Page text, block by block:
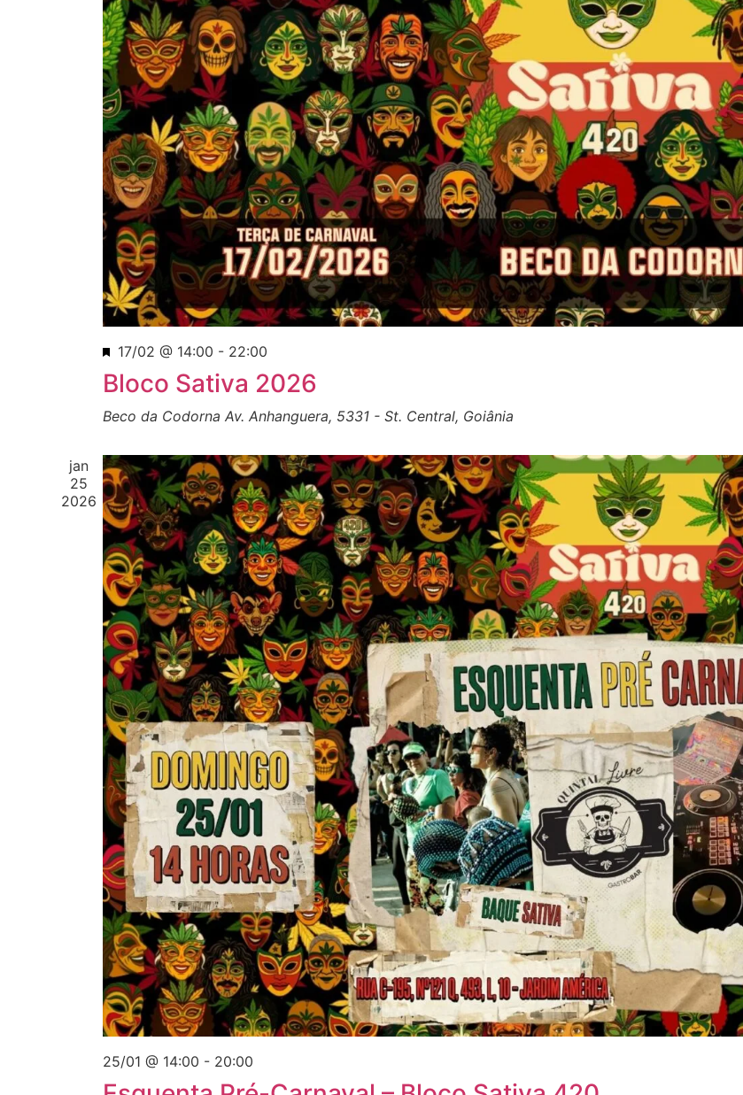
Destacado
17/02 @ 14:00 - 22:00
Bloco Sativa 2026
Beco da Codorna Av. Anhanguera, 5331 - St. Central, Goiânia
jan
25
2026
25/01 @ 14:00 - 20:00